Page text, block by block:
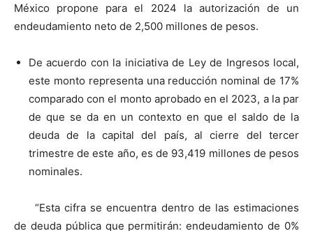
México propone para el 2024 la autorización de un
endeudamiento neto de 2,500 millones de pesos.
De acuerdo con la iniciativa de Ley de Ingresos local,
este monto representa una reducción nominal de 17%
comparado con el monto aprobado en el 2023, a la par
de que se da en un contexto en que el saldo de la
deuda de la capital del país, al cierre del tercer
trimestre de este año, es de 93,419 millones de pesos
nominales.
“Esta cifra se encuentra dentro de las estimaciones
de deuda pública que permitirán: endeudamiento de 0%